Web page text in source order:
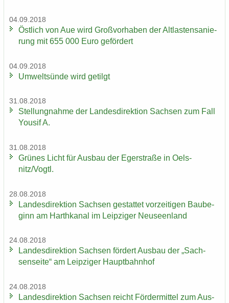
04.09.2018
Öst­lich von Aue wird Groß­vor­ha­ben der Alt­las­ten­sa­nie­
rung mit 655 000 Euro ge­för­dert
04.09.2018
Um­welt­sün­de wird ge­tilgt
31.08.2018
Stel­lung­nah­me der Lan­des­di­rek­ti­on Sach­sen zum Fall
You­sif A.
31.08.2018
Grü­nes Licht für Aus­bau der Eger­stra­ße in Oels­
nitz/Vogtl.
28.08.2018
Lan­des­di­rek­ti­on Sach­sen ge­stat­tet vor­zei­ti­gen Bau­be­
ginn am Harth­ka­nal im Leip­zi­ger Neu­seen­land
24.08.2018
Lan­des­di­rek­ti­on Sach­sen för­dert Aus­bau der „Sach­
sen­sei­te“ am Leip­zi­ger Haupt­bahn­hof
24.08.2018
Lan­des­di­rek­ti­on Sach­sen reicht För­der­mit­tel zum Aus­